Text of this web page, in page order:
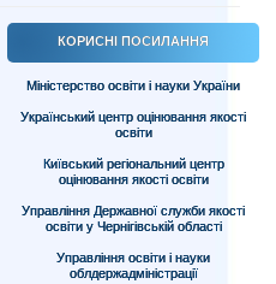
КОРИСНІ ПОСИЛАННЯ
Міністерство освіти і науки України
Український центр оцінювання якості
освіти
Київський регіональний центр
оцінювання якості освіти
Управління Державної служби якості
освіти у Чернігівській області
Управління освіти і науки
облдержадміністрації